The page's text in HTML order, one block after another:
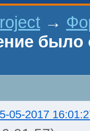
→
было
05-2017